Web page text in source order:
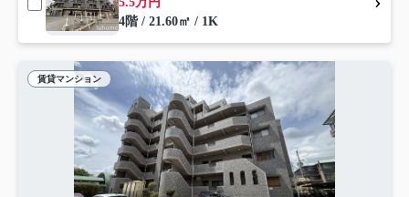
4階 / 21.60㎡ / 1K
賃貸マンション